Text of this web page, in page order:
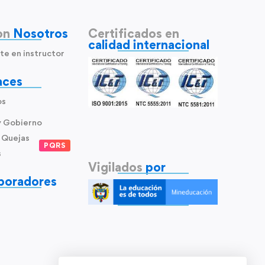
Nosotros
en instructor
Gobierno
PQRS
Certificados en
calidad internacional
Vigilados por